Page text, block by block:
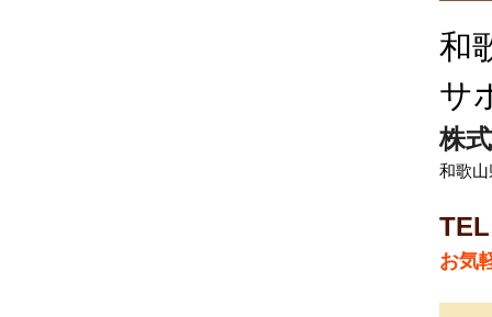
和
サ
株
和歌
お気